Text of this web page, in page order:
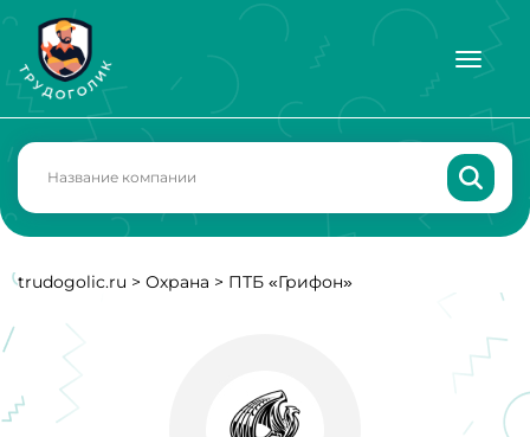
trudogolic.ru > Охрана > ПТБ «Грифон»